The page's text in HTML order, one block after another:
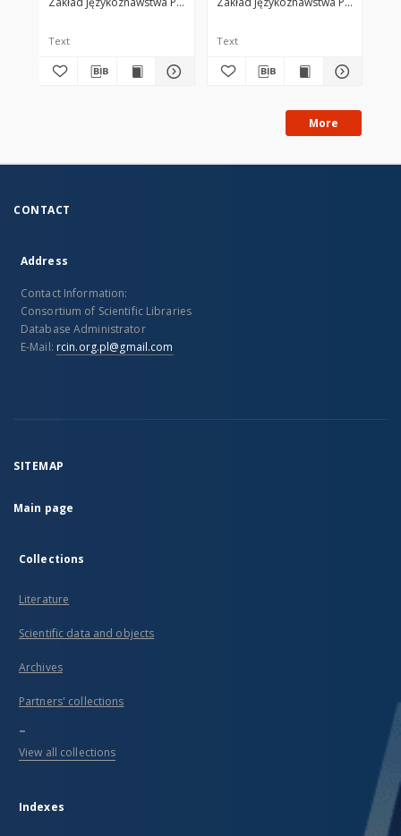
Text Text
More
CONTACT
Address
Contact Information:
Consortium of Scientific Libraries
Database Administrator
E-Mail: rcin.org.pl@gmail.com
SITEMAP
Main page
Collections
Literature
Scientific data and objects
Archives
Partners' collections
...
View all collections
Indexes